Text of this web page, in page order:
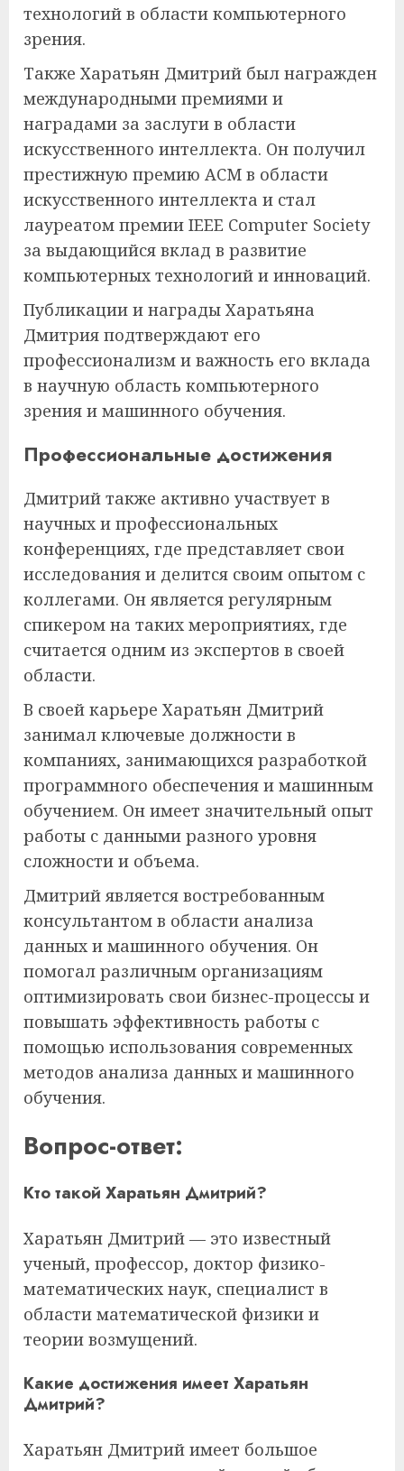
технологий в области компьютерного
зрения.
Также Харатьян Дмитрий был награжден
международными премиями и
наградами за заслуги в области
искусственного интеллекта. Он получил
престижную премию ACM в области
искусственного интеллекта и стал
лауреатом премии IEEE Computer Society
за выдающийся вклад в развитие
компьютерных технологий и инноваций.
Публикации и награды Харатьяна
Дмитрия подтверждают его
профессионализм и важность его вклада
в научную область компьютерного
зрения и машинного обучения.
Профессиональные достижения
Дмитрий также активно участвует в
научных и профессиональных
конференциях, где представляет свои
исследования и делится своим опытом с
коллегами. Он является регулярным
спикером на таких мероприятиях, где
считается одним из экспертов в своей
области.
В своей карьере Харатьян Дмитрий
занимал ключевые должности в
компаниях, занимающихся разработкой
программного обеспечения и машинным
обучением. Он имеет значительный опыт
работы с данными разного уровня
сложности и объема.
Дмитрий является востребованным
консультантом в области анализа
данных и машинного обучения. Он
помогал различным организациям
оптимизировать свои бизнес-процессы и
повышать эффективность работы с
помощью использования современных
методов анализа данных и машинного
обучения.
Вопрос-ответ:
Кто такой Харатьян Дмитрий?
Харатьян Дмитрий — это известный
ученый, профессор, доктор физико-
математических наук, специалист в
области математической физики и
теории возмущений.
Какие достижения имеет Харатьян
Дмитрий?
Харатьян Дмитрий имеет большое